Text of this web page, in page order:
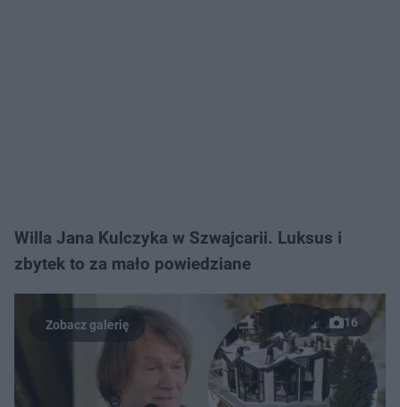
Willa Jana Kulczyka w Szwajcarii. Luksus i
zbytek to za mało powiedziane
16